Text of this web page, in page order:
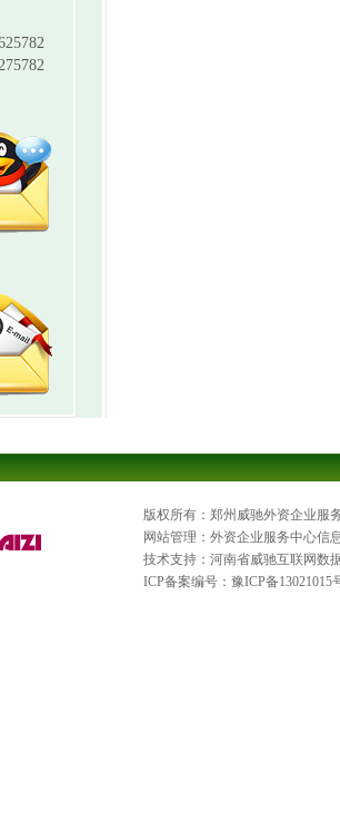
版权所有：郑州威驰外资企业服
网站管理：外资企业服务中心信
技术支持：河南省威驰互联网数
ICP备案编号： 豫ICP备13021015